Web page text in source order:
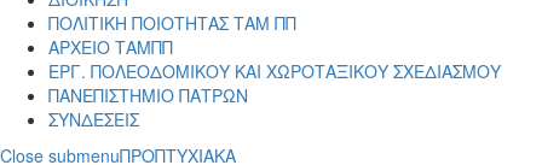
ΠΟΛΙΤΙΚΗ ΠΟΙΟΤΗΤΑΣ ΤΑΜ ΠΠ
ΑΡΧΕΙΟ ΤΑΜΠΠ
ΕΡΓ. ΠΟΛΕΟΔΟΜΙΚΟΥ ΚΑΙ ΧΩΡΟΤΑΞΙΚΟΥ ΣΧΕΔΙΑΣΜΟΥ
ΠΑΝΕΠΙΣΤΗΜΙΟ ΠΑΤΡΩΝ
ΣΥΝΔΕΣΕΙΣ
Close submenuΠΡΟΠΤΥΧΙΑΚΑ